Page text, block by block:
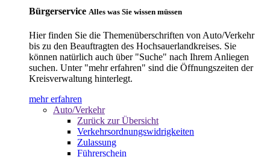
Bürgerservice Alles was Sie wissen müssen
Hier finden Sie die Themenüberschriften von Auto/Verkehr
bis zu den Beauftragten des Hochsauerlandkreises. Sie
können natürlich auch über "Suche" nach Ihrem Anliegen
suchen. Unter "mehr erfahren" sind die Öffnungszeiten der
Kreisverwaltung hinterlegt.
mehr erfahren
Auto/Verkehr
Zurück zur Übersicht
Verkehrsordnungswidrigkeiten
Zulassung
Führerschein